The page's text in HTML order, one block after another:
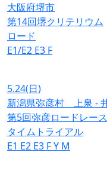
大阪府堺市
第14回堺クリテリウム
ロード
E1/E2 E3 F
5.24(日)
新潟県弥彦村 上泉 -
第5回弥彦ロードレース
タイムトライアル
E1 E2 E3 FY M